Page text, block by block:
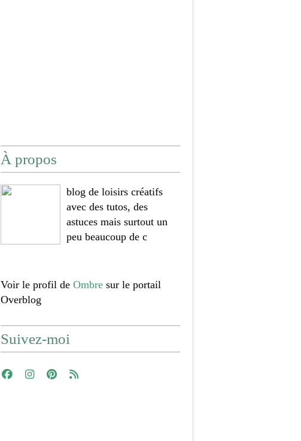
À propos
blog de loisirs créatifs
avec des tutos, des
astuces mais surtout un
peu beaucoup de c
Voir le profil de Ombre sur le portail
Overblog
Suivez-moi